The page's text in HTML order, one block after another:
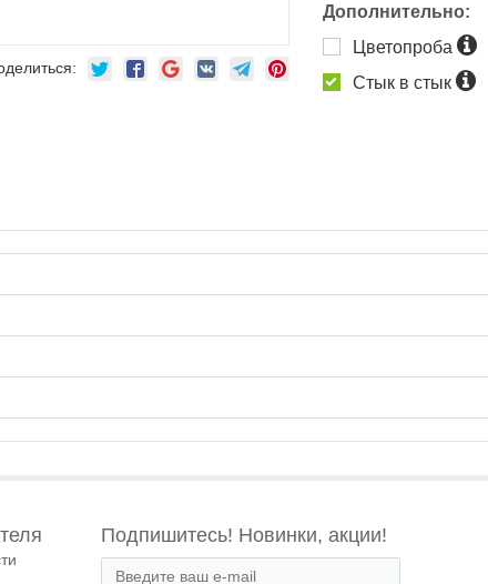
Дополнительно:
Цветопроба
Стык в стык
Подпишитесь! Новинки, акции!